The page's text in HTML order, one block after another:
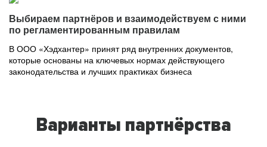
Выбираем партнёров и взаимодействуем с ними
по регламентированным правилам
В ООО «Хэдхантер» принят ряд внутренних документов,
которые основаны на ключевых нормах действующего
законодательства и лучших практиках бизнеса
Варианты партнёрства